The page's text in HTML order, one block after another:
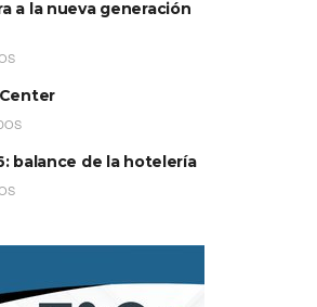
a la nueva generación
balance de la hotelería